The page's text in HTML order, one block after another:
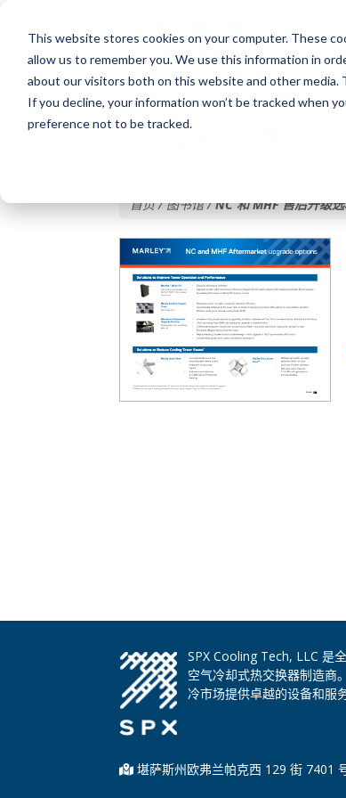
This website stores cookies on your computer. These
allow us to remember you. We use this information in
about our visitors both on this website and other media.
If you decline, your information won’t be tracked when
preference not to be tracked.NC 和 MHF 售后升
首页 / 图书馆 /NC 和 MHF 售后升级
SPX Cooling Tech, LLC 是
空气冷却式热交换器制造商
冷市场提供卓越的设备和服务
堪萨斯州欧弗兰帕克西 129 街 7401